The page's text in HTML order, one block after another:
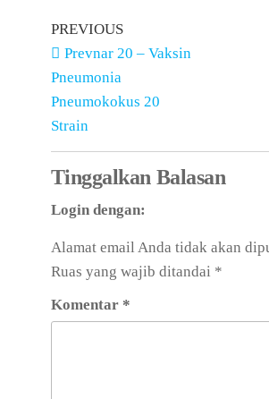
PREVIOUS
Prevnar 20 – Vaksin
Pneumonia
Pneumokokus 20
Strain
Tinggalkan Balasan
Login dengan:
Alamat email Anda tidak akan
Ruas yang wajib ditandai *
Komentar *